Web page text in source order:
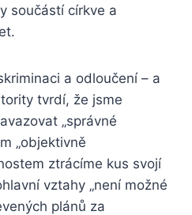
součástí církve a
a odloučení – a
tvrdí, že jsme
„správné
„objektivně
ztrácíme kus svojí
vztahy „není možné
plánů za